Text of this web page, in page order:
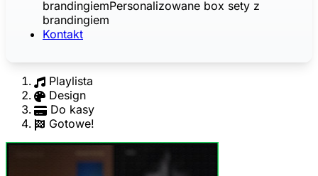
brandingiemPersonalizowane box sety z
brandingiem
Kontakt
Playlista
Design
Do kasy
Gotowe!